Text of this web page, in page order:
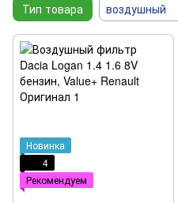
Тип товара воздушный
Новинка
4
Рекомендуем